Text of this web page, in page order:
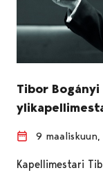
Tibor
9 maaliskuun,
Kapellimestari